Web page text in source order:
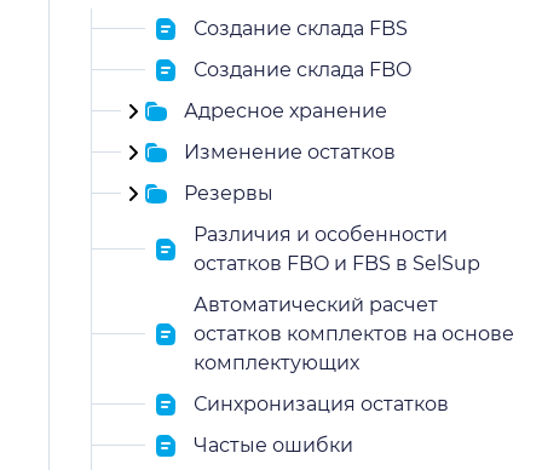
Создание склада FBS
Создание склада FBO
Адресное хранение
Изменение остатков
Резервы
Различия и особенности
остатков FBO и FBS в SelSup
Автоматический расчет
остатков комплектов на основе
комплектующих
Синхронизация остатков
Частые ошибки